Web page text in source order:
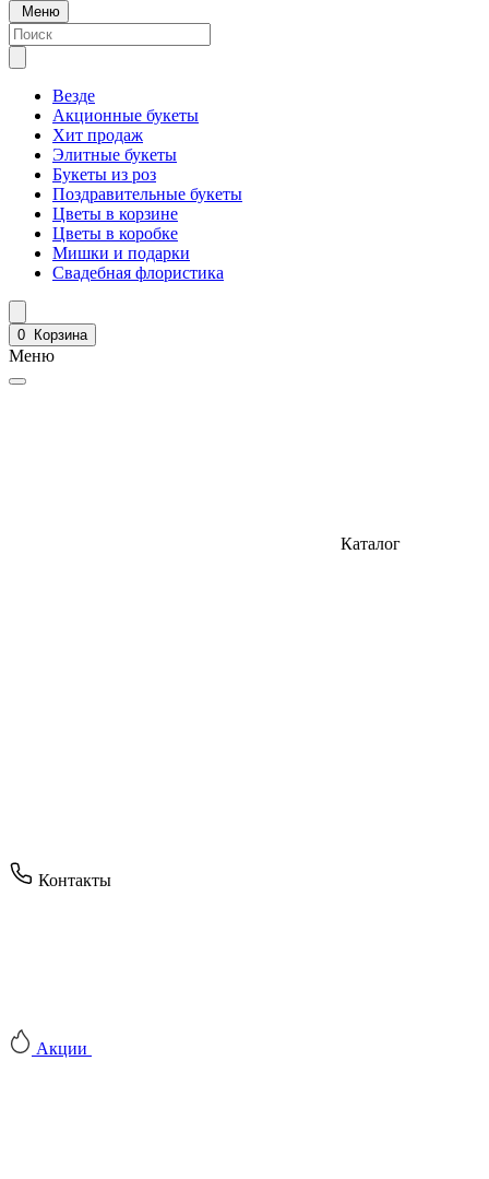
Меню
Везде
Акционные букеты
Хит продаж
Элитные букеты
Букеты из роз
Поздравительные букеты
Цветы в корзине
Цветы в коробке
Мишки и подарки
Свадебная флористика
0 Корзина
Меню
Каталог
Контакты
Акции